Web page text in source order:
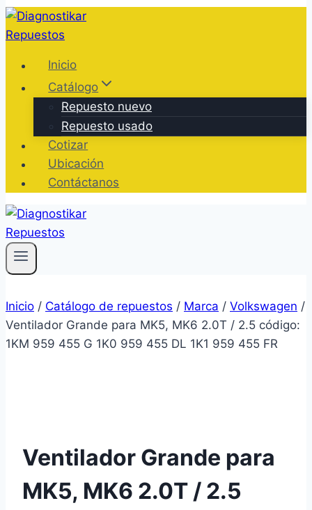
Inicio
Catálogo
Repuesto nuevo
Repuesto usado
Cotizar
Ubicación
Contáctanos
Inicio / Catálogo de repuestos / Marca / Volkswagen /
Ventilador Grande para MK5, MK6 2.0T / 2.5 código:
1KM 959 455 G 1K0 959 455 DL 1K1 959 455 FR
Ventilador Grande para
MK5, MK6 2.0T / 2.5